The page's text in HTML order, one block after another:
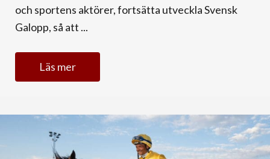
och sportens aktörer, fortsätta utveckla Svensk
Galopp, så att ...
Läs mer